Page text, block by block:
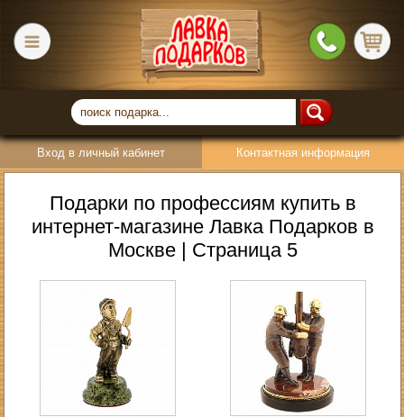
Вход в личный кабинет Контактная информация
Подарки по профессиям купить в
интернет-магазине Лавка Подарков в
Москве | Страница 5